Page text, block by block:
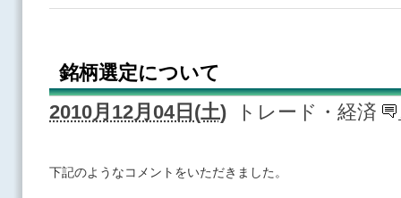
銘柄選定について
2010月12月04日(土)
トレード・経済
下記のようなコメントをいただきました。